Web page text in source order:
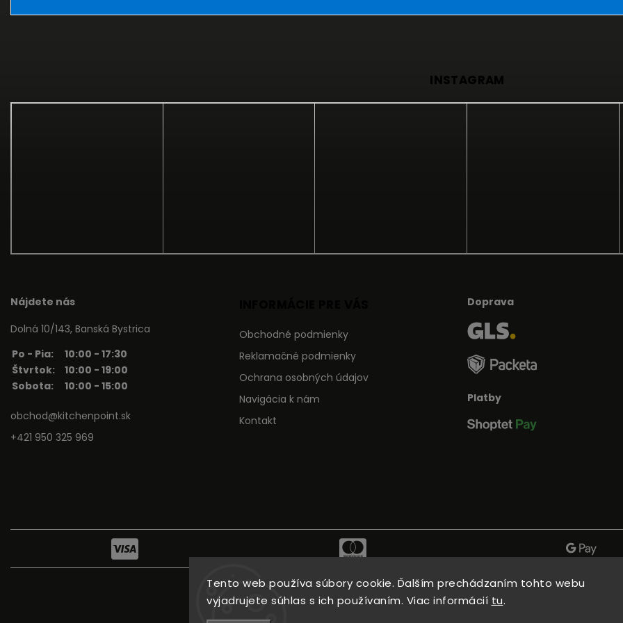
Tento web používa súbory cookie. Ďalším prechádzaním tohto webu
vyjadrujete súhlas s ich používaním. Viac informácií tu.
INSTAGRAM
Nájdete nás
Dolná 10/143, Banská Bystrica
Po - Pia:
10:00 - 17:30
Štvrtok:
10:00 - 19:00
Sobota:
10:00 - 15:00
obchod@kitchenpoint.sk
+421 950 325 969
Obchodné podmienky
Reklamačné podmienky
Ochrana osobných údajov
Navigácia k nám
Kontakt
Doprava
Platby